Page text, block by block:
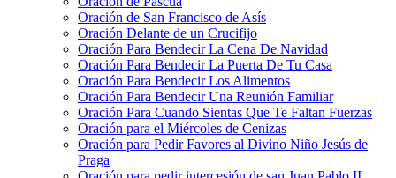
Oración de San Francisco de Asís
Oración Delante de un Crucifijo
Oración Para Bendecir La Cena De Navidad
Oración Para Bendecir La Puerta De Tu Casa
Oración Para Bendecir Los Alimentos
Oración Para Bendecir Una Reunión Familiar
Oración Para Cuando Sientas Que Te Faltan Fuerzas
Oración para el Miércoles de Cenizas
Oración para Pedir Favores al Divino Niño Jesús de
Praga